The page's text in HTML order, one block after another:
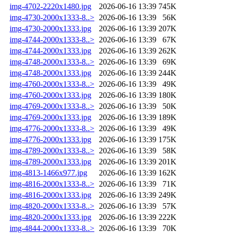
img-4702-2220x1480.jpg
2026-06-16 13:39 745K
img-4730-2000x1333-8..> 2026-06-16 13:39
56K
img-4730-2000x1333.jpg
2026-06-16 13:39 207K
img-4744-2000x1333-8..> 2026-06-16 13:39
67K
img-4744-2000x1333.jpg
2026-06-16 13:39 262K
img-4748-2000x1333-8..> 2026-06-16 13:39
69K
img-4748-2000x1333.jpg
2026-06-16 13:39 244K
img-4760-2000x1333-8..> 2026-06-16 13:39
49K
img-4760-2000x1333.jpg
2026-06-16 13:39 180K
img-4769-2000x1333-8..> 2026-06-16 13:39
50K
img-4769-2000x1333.jpg
2026-06-16 13:39 189K
img-4776-2000x1333-8..> 2026-06-16 13:39
49K
img-4776-2000x1333.jpg
2026-06-16 13:39 175K
img-4789-2000x1333-8..> 2026-06-16 13:39
58K
img-4789-2000x1333.jpg
2026-06-16 13:39 201K
img-4813-1466x977.jpg
2026-06-16 13:39 162K
img-4816-2000x1333-8..> 2026-06-16 13:39
71K
img-4816-2000x1333.jpg
2026-06-16 13:39 249K
img-4820-2000x1333-8..> 2026-06-16 13:39
57K
img-4820-2000x1333.jpg
2026-06-16 13:39 222K
img-4844-2000x1333-8..> 2026-06-16 13:39
70K